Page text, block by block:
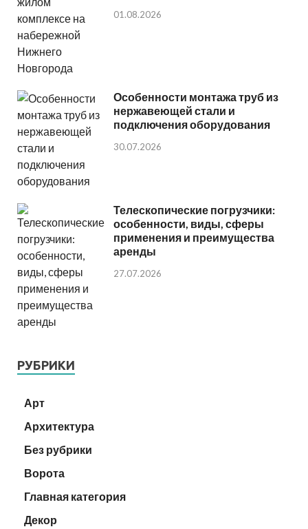
01.08.2026
Особенности монтажа труб из
нержавеющей стали и
подключения оборудования
30.07.2026
Телескопические погрузчики:
особенности, виды, сферы
применения и преимущества
аренды
27.07.2026
РУБРИКИ
Арт
Архитектура
Без рубрики
Ворота
Главная категория
Декор